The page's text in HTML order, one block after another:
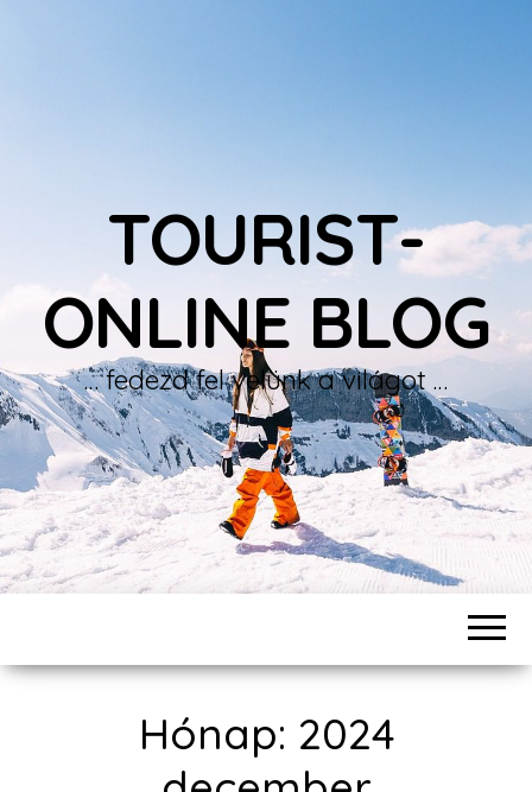
TOURIST-
ONLINE BLOG
… fedezd fel velünk a világot …
Hónap: 2024